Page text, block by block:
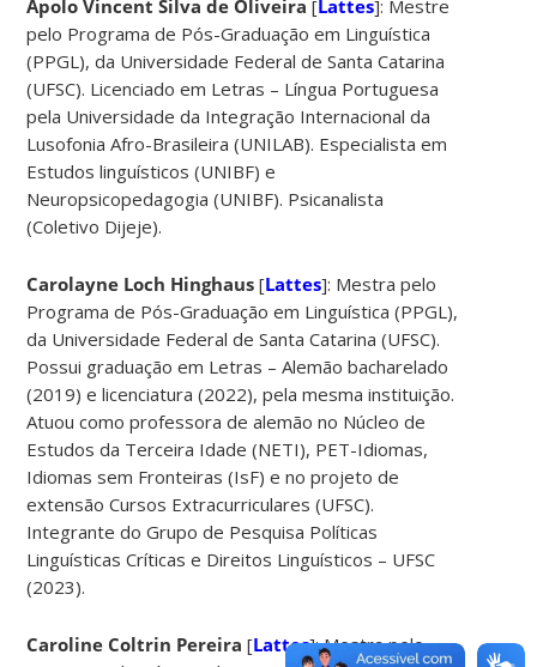
Apolo Vincent Silva de Oliveira[Lattes]: Mestre
pelo Programa de Pós-Graduação em Linguística
(PPGL), da Universidade Federal de Santa Catarina
(UFSC). Licenciado em Letras – Língua Portuguesa
pela Universidade da Integração Internacional da
Lusofonia Afro-Brasileira (UNILAB). Especialista em
Estudos linguísticos (UNIBF) e
Neuropsicopedagogia (UNIBF). Psicanalista
(Coletivo Dijeje).
Carolayne Loch Hinghaus[Lattes]: Mestra pelo
Programa de Pós-Graduação em Linguística (PPGL),
da Universidade Federal de Santa Catarina (UFSC).
Possui graduação em Letras – Alemão bacharelado
(2019) e licenciatura (2022), pela mesma instituição.
Atuou como professora de alemão no Núcleo de
Estudos da Terceira Idade (NETI), PET-Idiomas,
Idiomas sem Fronteiras (IsF) e no projeto de
extensão Cursos Extracurriculares (UFSC).
Integrante do Grupo de Pesquisa Políticas
Linguísticas Críticas e Direitos Linguísticos – UFSC
(2023).
Caroline Coltrin Pereira[Lattes]: Mestra pelo